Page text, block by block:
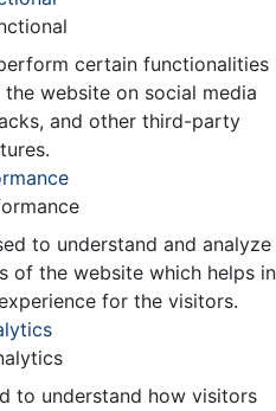
certain functionalities
website on social media
and other third-party
to understand and analyze
of the website which helps in
for the visitors.
to understand how visitors